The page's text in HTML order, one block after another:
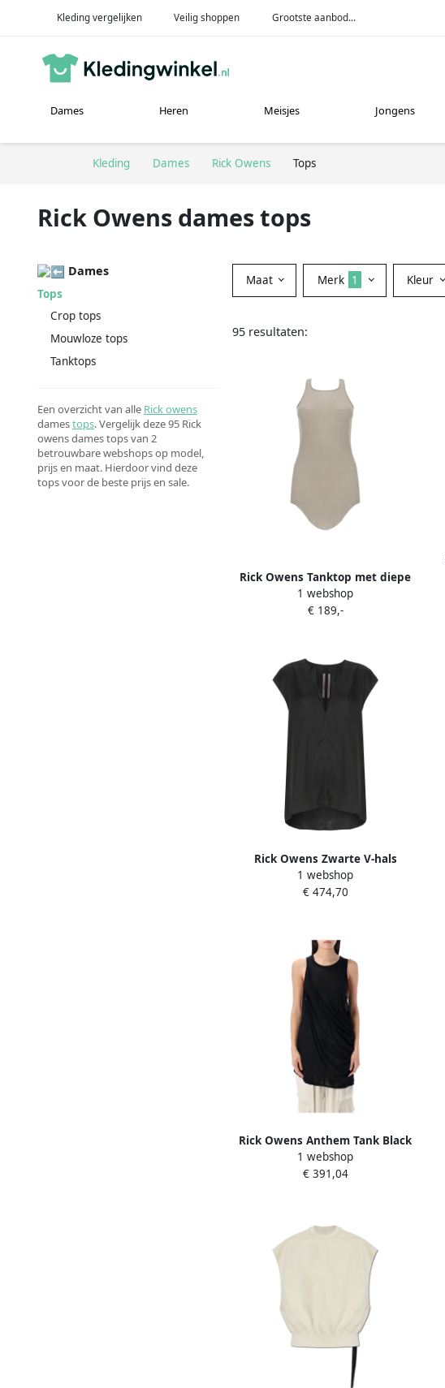
Kleding vergelijken Veilig shoppen Grootste aanbod...
Dames Heren Meisjes Jongens
Kleding Dames Rick Owens Tops
Rick Owens dames tops
Dames
Tops
Crop tops
Mouwloze tops
Tanktops
Een overzicht van alle Rick owens
damestops. Vergelijk deze 95 Rick
owens dames tops van 2
betrouwbare webshops op model,
prijs en maat. Hierdoor vind deze
tops voor de beste prijs en sale.
Maat Merk 1 Kleur
95 resultaten:
Rick Owens Tanktop met diepe
ronde hals Beige
1 webshop
€ 189,-
Rick Owens Zwarte V-hals
mouwloze top Black Dames
1 webshop
€ 474,70
Rick Owens Anthem Tank Black
Dames
1 webshop
€ 391,04